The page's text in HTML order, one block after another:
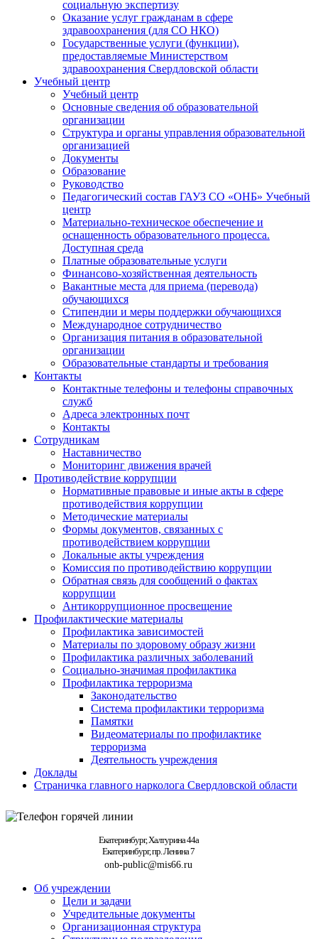
социальную экспертизу
Оказание услуг гражданам в сфере
здравоохранения (для СО НКО)
Государственные услуги (функции),
предоставляемые Министерством
здравоохранения Свердловской области
Учебный центр
Учебный центр
Основные сведения об образовательной
организации
Структура и органы управления образовательной
организацией
Документы
Образование
Руководство
Педагогический состав ГАУЗ СО «ОНБ» Учебный
центр
Материально-техническое обеспечение и
оснащенность образовательного процесса.
Доступная среда
Платные образовательные услуги
Финансово-хозяйственная деятельность
Вакантные места для приема (перевода)
обучающихся
Стипендии и меры поддержки обучающихся
Международное сотрудничество
Организация питания в образовательной
организации
Образовательные стандарты и требования
Контакты
Контактные телефоны и телефоны справочных
служб
Адреса электронных почт
Контакты
Сотрудникам
Наставничество
Мониторинг движения врачей
Противодействие коррупции
Нормативные правовые и иные акты в сфере
противодействия коррупции
Методические материалы
Формы документов, связанных с
противодействием коррупции
Локальные акты учреждения
Комиссия по противодействию коррупции
Обратная связь для сообщений о фактах
коррупции
Антикоррупционное просвещение
Профилактические материалы
Профилактика зависимостей
Материалы по здоровому образу жизни
Профилактика различных заболеваний
Социально-значимая профилактика
Профилактика терроризма
Законодательство
Система профилактики терроризма
Памятки
Видеоматериалы по профилактике
терроризма
Деятельность учреждения
Доклады
Страничка главного нарколога Свердловской области
Екатеринбург, Халтурина 44а
Екатеринбург, пр. Ленина 7
onb-public@mis66.ru
Об учреждении
Цели и задачи
Учредительные документы
Организационная структура